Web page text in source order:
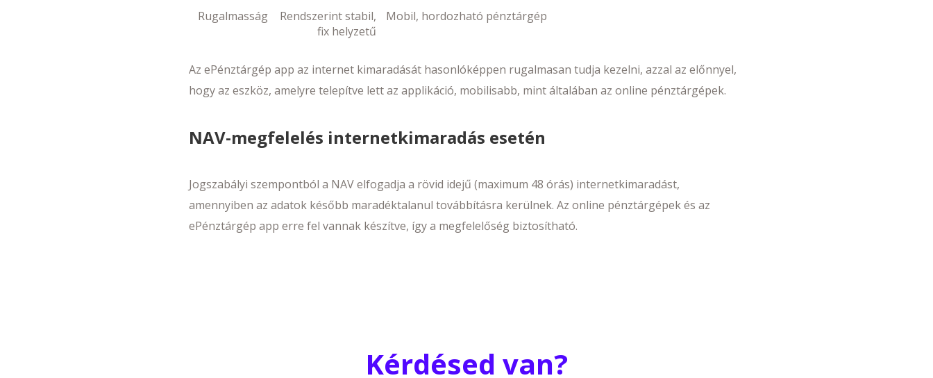
Rugalmasság
Rendszerint stabil,
fix helyzetű
Mobil, hordozható pénztárgép
Az ePénztárgép app az internet kimaradását hasonlóképpen rugalmasan tudja kezelni, azzal az előnnyel,
hogy az eszköz, amelyre telepítve lett az applikáció, mobilisabb, mint általában az online pénztárgépek.
NAV-megfelelés internetkimaradás esetén
Jogszabályi szempontból a NAV elfogadja a rövid idejű (maximum 48 órás) internetkimaradást,
amennyiben az adatok később maradéktalanul továbbításra kerülnek. Az online pénztárgépek és az
ePénztárgép app erre fel vannak készítve, így a megfelelőség biztosítható.
Kérdésed van?